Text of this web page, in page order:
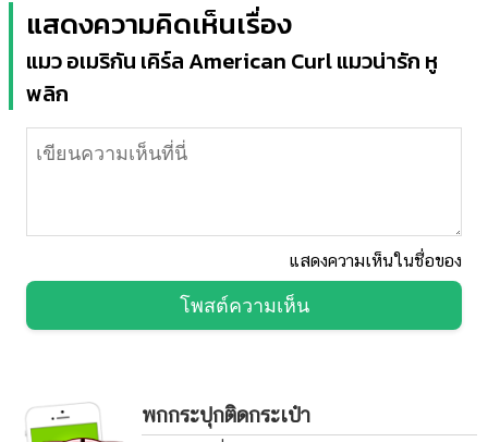
แสดงความคิดเห็นเรื่อง
แมว อเมริกัน เคิร์ล American Curl แมวน่ารัก หู
พลิก
แสดงความเห็นในชื่อของ
โพสต์ความเห็น
พกกระปุกติดกระเป๋า